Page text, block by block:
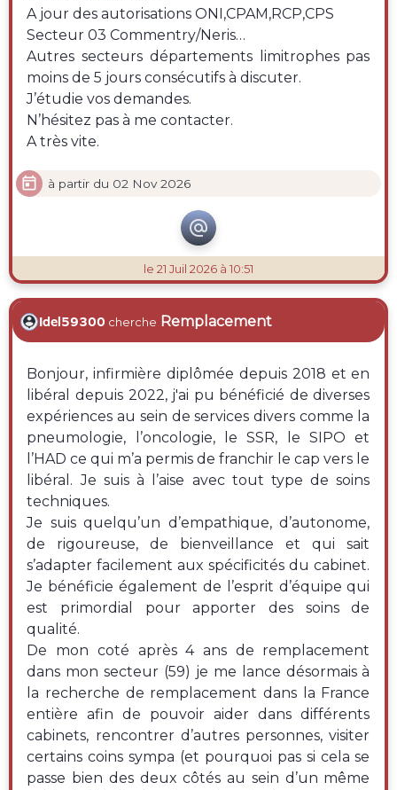
A jour des autorisations ONI,CPAM,RCP,CPS
Secteur 03 Commentry/Neris…
Autres secteurs départements limitrophes pas
moins de 5 jours consécutifs à discuter.
J’étudie vos demandes.
N’hésitez pas à me contacter.
A très vite.
 à partir du 02 Nov 2026

le 21 Juil 2026 à 10:51
Idel59300 cherche Remplacement
Bonjour, infirmière diplômée depuis 2018 et en
libéral depuis 2022, j'ai pu bénéficié de diverses
expériences au sein de services divers comme la
pneumologie, l’oncologie, le SSR, le SIPO et
l’HAD ce qui m’a permis de franchir le cap vers le
libéral. Je suis à l’aise avec tout type de soins
techniques.
Je suis quelqu’un d’empathique, d’autonome,
de rigoureuse, de bienveillance et qui sait
s’adapter facilement aux spécificités du cabinet.
Je bénéficie également de l’esprit d’équipe qui
est primordial pour apporter des soins de
qualité.
De mon coté après 4 ans de remplacement
dans mon secteur (59) je me lance désormais à
la recherche de remplacement dans la France
entière afin de pouvoir aider dans différents
cabinets, rencontrer d’autres personnes, visiter
certains coins sympa (et pourquoi pas si cela se
passe bien des deux côtés au sein d’un même